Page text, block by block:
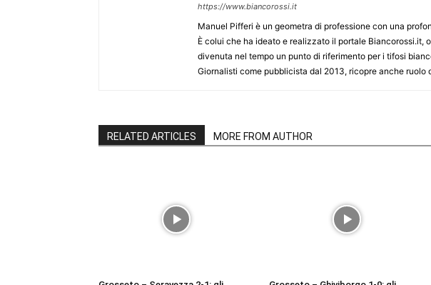
https://www.biancorossi.it
Manuel Pifferi è un geometra di professione con una
È colui che ha ideato e realizzato il portale Biancorossi.it,
divenuta nel tempo un punto di riferimento per i tifosi
Giornalisti come pubblicista dal 2013, ricopre anche ruolo
RELATED ARTICLES MORE FROM AUTHOR